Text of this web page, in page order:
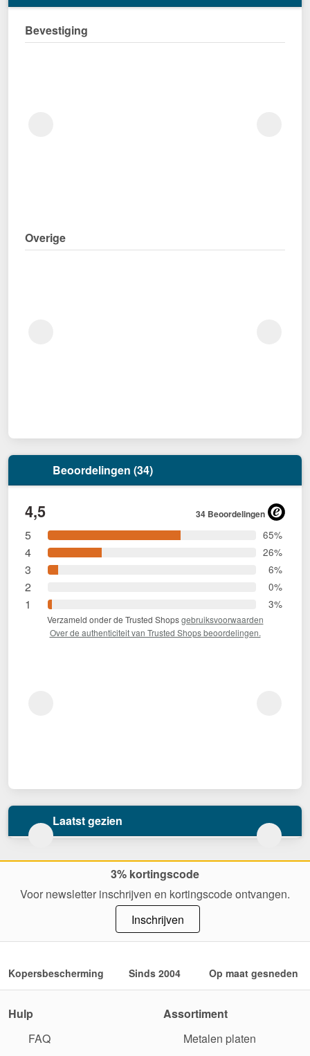
Bevestiging
Overige
Beoordelingen (34)
4,5 34 Beoordelingen
5 65%
4 26%
3 6%
2 0%
1 3%
Verzameld onder de Trusted Shopsgebruiksvoorwaarden
Over de authenticiteit van Trusted Shops beoordelingen.
Laatst gezien
3% kortingscode
Voor newsletter inschrijven en kortingscode ontvangen.
Inschrijven
Kopersbescherming Sinds 2004 Op maat gesneden
Hulp
FAQ
Assortiment
Metalen platen